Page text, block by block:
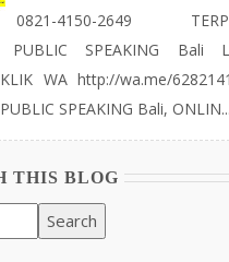
0821-4150-2649
PUBLIC SPEAKING Bali
WA http://wa.me/
SPEAKING Bali, ONLIN...
THIS BLOG